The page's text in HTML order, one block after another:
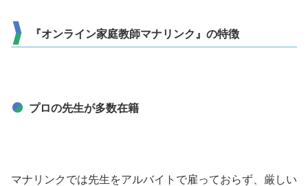
『オンライン家庭教師マナリンク』の特徴
プロの先生が多数在籍
マナリンクでは先生をアルバイトで雇っておらず、厳しい